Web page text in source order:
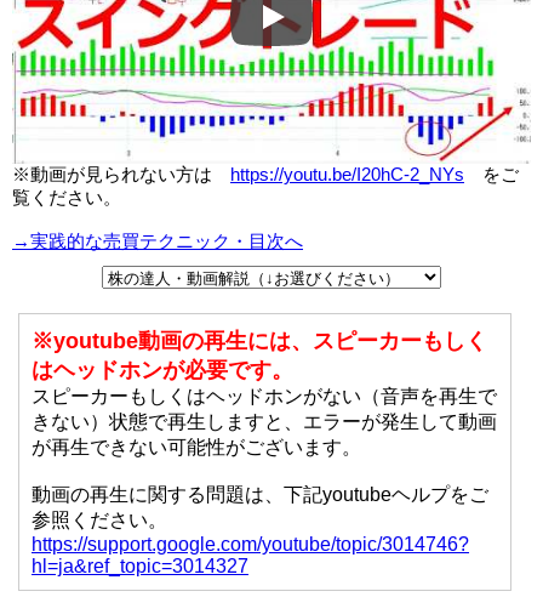
Play
※動画が見られない方は https://youtu.be/I20hC-2_NYs をご
覧ください。
→実践的な売買テクニック・目次へ
※youtube動画の再生には、スピーカーもしく
はヘッドホンが必要です。
スピーカーもしくはヘッドホンがない（音声を再生で
きない）状態で再生しますと、エラーが発生して動画
が再生できない可能性がございます。
動画の再生に関する問題は、下記youtubeヘルプをご
参照ください。
https://support.google.com/youtube/topic/3014746?
hl=ja&ref_topic=3014327